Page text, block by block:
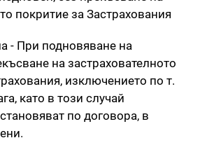
покритие за Застрахования
При подновяване на
на застрахователното
изключението по т.
като в този случай
по договора, в